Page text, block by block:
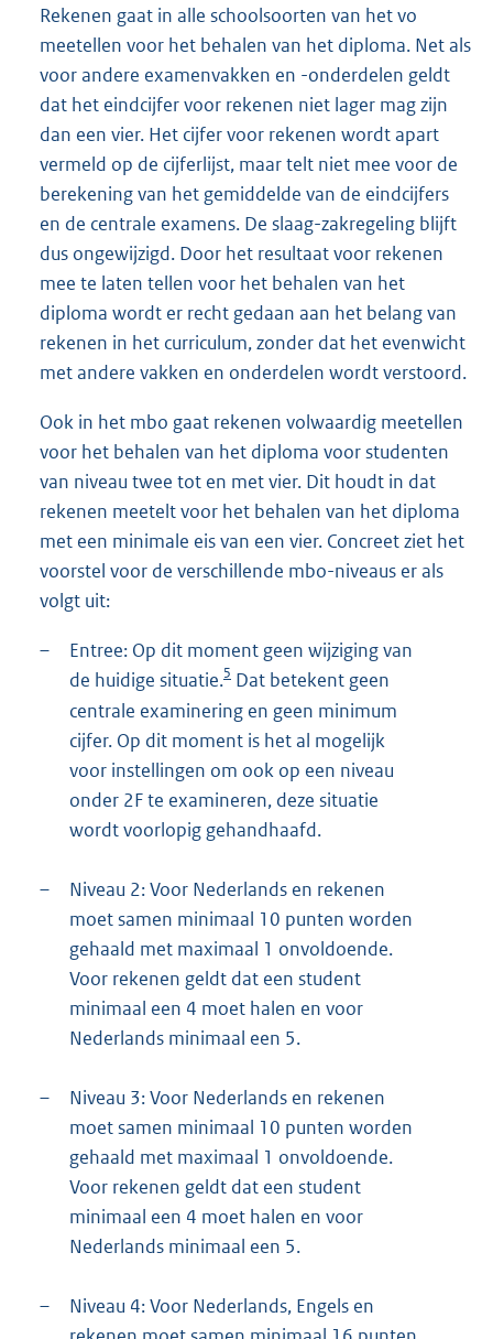
Rekenen gaat in alle schoolsoorten van het vo
meetellen voor het behalen van het diploma. Net als
voor andere examenvakken en -onderdelen geldt
dat het eindcijfer voor rekenen niet lager mag zijn
dan een vier. Het cijfer voor rekenen wordt apart
vermeld op de cijferlijst, maar telt niet mee voor de
berekening van het gemiddelde van de eindcijfers
en de centrale examens. De slaag-zakregeling blijft
dus ongewijzigd. Door het resultaat voor rekenen
mee te laten tellen voor het behalen van het
diploma wordt er recht gedaan aan het belang van
rekenen in het curriculum, zonder dat het evenwicht
met andere vakken en onderdelen wordt verstoord.
Ook in het mbo gaat rekenen volwaardig meetellen
voor het behalen van het diploma voor studenten
van niveau twee tot en met vier. Dit houdt in dat
rekenen meetelt voor het behalen van het diploma
met een minimale eis van een vier. Concreet ziet het
voorstel voor de verschillende mbo-niveaus er als
volgt uit:
–
Entree: Op dit moment geen wijziging van
de huidige situatie.5 Dat betekent geen
centrale examinering en geen minimum
cijfer. Op dit moment is het al mogelijk
voor instellingen om ook op een niveau
onder 2F te examineren, deze situatie
wordt voorlopig gehandhaafd.
–
Niveau 2: Voor Nederlands en rekenen
moet samen minimaal 10 punten worden
gehaald met maximaal 1 onvoldoende.
Voor rekenen geldt dat een student
minimaal een 4 moet halen en voor
Nederlands minimaal een 5.
–
Niveau 3: Voor Nederlands en rekenen
moet samen minimaal 10 punten worden
gehaald met maximaal 1 onvoldoende.
Voor rekenen geldt dat een student
minimaal een 4 moet halen en voor
Nederlands minimaal een 5.
–
Niveau 4: Voor Nederlands, Engels en